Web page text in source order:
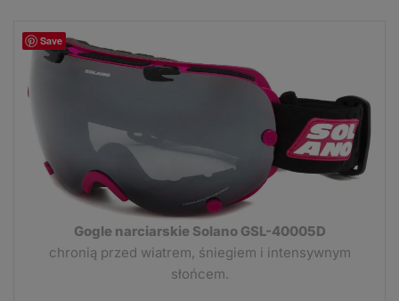
Save
Gogle narciarskie Solano GSL-40005D
chronią przed wiatrem, śniegiem i intensywnym
słońcem.